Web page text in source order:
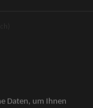
Daten, um Ihnen